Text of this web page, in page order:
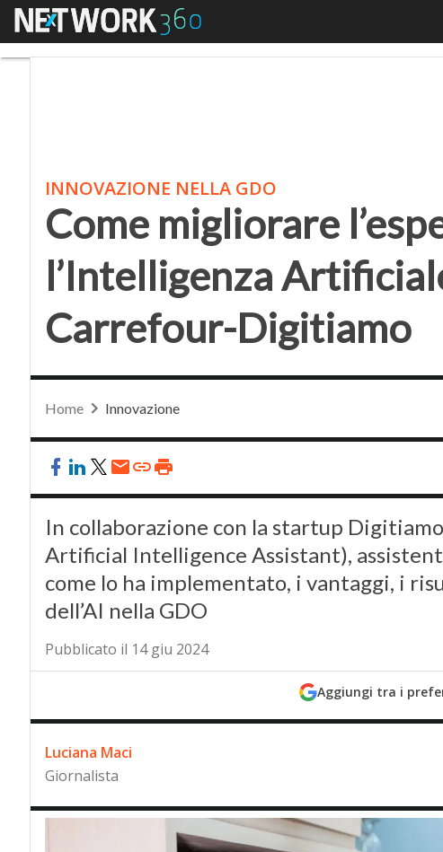
Menu Come migliorare
INNOVAZIONE NELLA GDO
Come migliorare
l’Intelligenza
Carrefour-Digitiamo
Home Innovazione
In collaborazione con la startup
Artificial Intelligence Assistant),
come lo ha implementato, i vantaggi, i
dell’AI nella GDO
Pubblicato il 14 giu 2024
Aggiungi tra i
Luciana Maci
Giornalista